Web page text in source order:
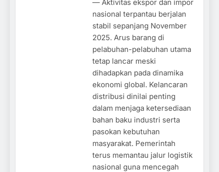
— Aktivitas ekspor dan impor
nasional terpantau berjalan
stabil sepanjang November
2025. Arus barang di
pelabuhan-pelabuhan utama
tetap lancar meski
dihadapkan pada dinamika
ekonomi global. Kelancaran
distribusi dinilai penting
dalam menjaga ketersediaan
bahan baku industri serta
pasokan kebutuhan
masyarakat. Pemerintah
terus memantau jalur logistik
nasional guna mencegah